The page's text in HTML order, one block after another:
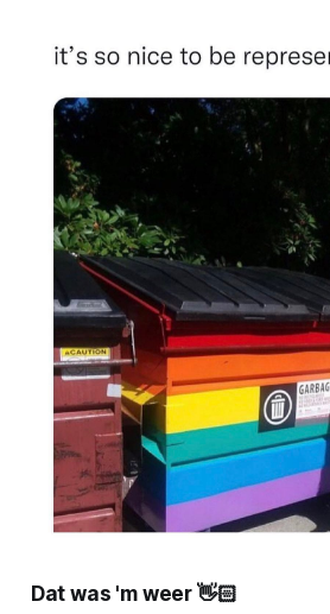
Dat was 'm weer 👋🏻